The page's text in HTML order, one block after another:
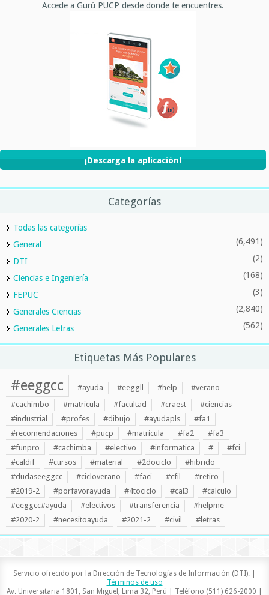
Accede a Gurú PUCP desde donde te encuentres.
¡Descarga la aplicación!
Categorías
Todas las categorías
General
(6,491)
DTI (2)
Ciencias e Ingeniería (168)
FEPUC (3)
Generales Ciencias (2,840)
Generales Letras (562)
Etiquetas Más Populares
#eeggcc #ayuda #eeggll #help
#verano
#cachimbo
#matricula #facultad #craest
#ciencias
#industrial
#profes #dibujo #ayudapls
#fa1
#recomendaciones
#pucp #matrícula #fa2
#fa3
#funpro
#cachimba #electivo #informatica #
#fci
#caldif
#cursos #material #2dociclo
#hibrido
#dudaseeggcc
#cicloverano #faci #cfil
#retiro
#2019-2
#porfavorayuda #4tociclo #cal3
#calculo
#eeggcc#ayuda
#electivos #transferencia
#helpme
#2020-2
#necesitoayuda #2021-2 #civil #letras
Servicio ofrecido por la Dirección de Tecnologías de Información (DTI). |
Términos de uso
Av. Universitaria 1801, San Miguel, Lima 32, Perú | Teléfono (511) 626-2000 |